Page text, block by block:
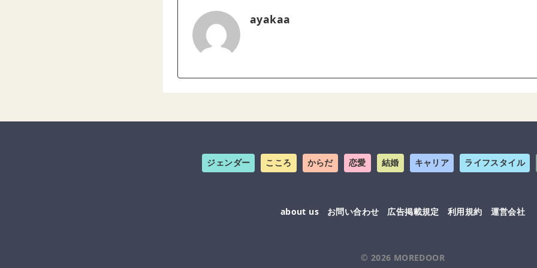
ayakaa
ジェンダー こころ からだ 恋愛 結婚 キャリア ライフスタイル
about us お問い合わせ 広告掲載規定 利用規約 運営会社
© 2026 MOREDOOR